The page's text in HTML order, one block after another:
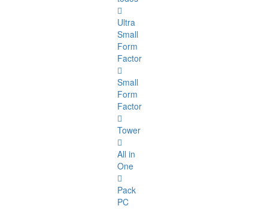
Ultra
Small
Form
Factor
Small
Form
Factor
Tower
All in
One
Pack
PC